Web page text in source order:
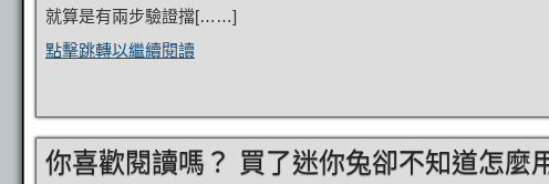
就算是有兩步驗證擋[……]
點擊跳轉以繼續閱讀
你喜歡閱讀嗎？ 買了迷你兔卻不知道怎麼